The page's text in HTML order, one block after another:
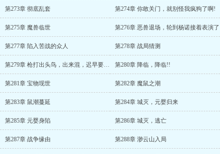
第273章 彻底乱套 第274章 你敢关门，就别怪我疯狗了啊!
第275章 魔兽临世 第276章 恶兽退场，轮到杨诺接着表演了
第277章 陷入苦战的众人 第278章 战局猜测
第279章 枪打出头鸟，出来混，迟早要还的 第280章 降临，降临!!
第281章 宝物现世 第282章 魔鼠之潮
第283章 鼠潮蔓延 第284章 城灭，元婴归来
第285章 元婴身陷 第286章 城灭，逃亡
第287章 战争缘由 第288章 渺云山入局